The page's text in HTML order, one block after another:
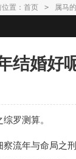
置： 首页 > 属马
结婚好
罗测算。
流年与命局之